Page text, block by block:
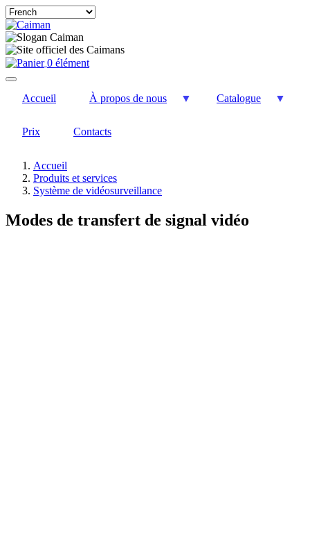
Select
your
language
0 élément
Accueil À propos de nous Catalogue
Prix Contacts
Accueil
Produits et services
Système de vidéosurveillance
Modes de transfert de signal vidéo